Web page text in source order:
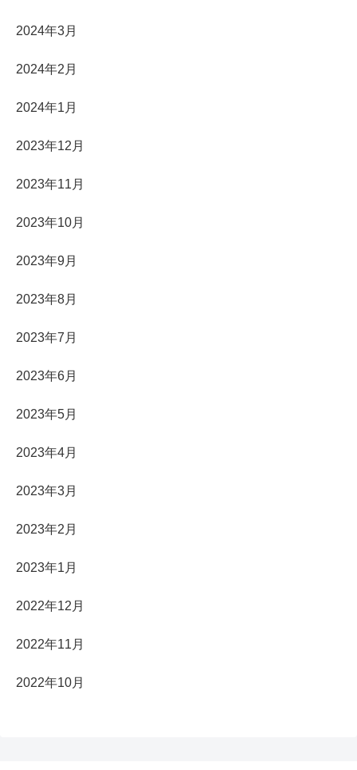
2024年3月
2024年2月
2024年1月
2023年12月
2023年11月
2023年10月
2023年9月
2023年8月
2023年7月
2023年6月
2023年5月
2023年4月
2023年3月
2023年2月
2023年1月
2022年12月
2022年11月
2022年10月